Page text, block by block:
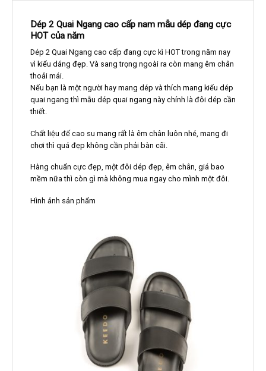
Dép 2 Quai Ngang cao cấp nam mẫu dép đang cực
HOT của năm
Dép 2 Quai Ngang cao cấp đang cực kì HOT trong năm nay
vì kiểu dáng đẹp. Và sang trọng ngoài ra còn mang êm chân
thoải mái.
Nếu bạn là một người hay mang dép và thích mang kiểu dép
quai ngang thì mẫu dép quai ngang này chính là đôi dép cần
thiết.
Chất liệu đế cao su mang rất là êm chân luôn nhé, mang đi
chơi thì quá đẹp không cần phải bàn cãi.
Hàng chuẩn cực đẹp, một đôi dép đẹp, êm chân, giá bao
mềm nữa thì còn gì mà không mua ngay cho mình một đôi.
Hình ảnh sản phẩm